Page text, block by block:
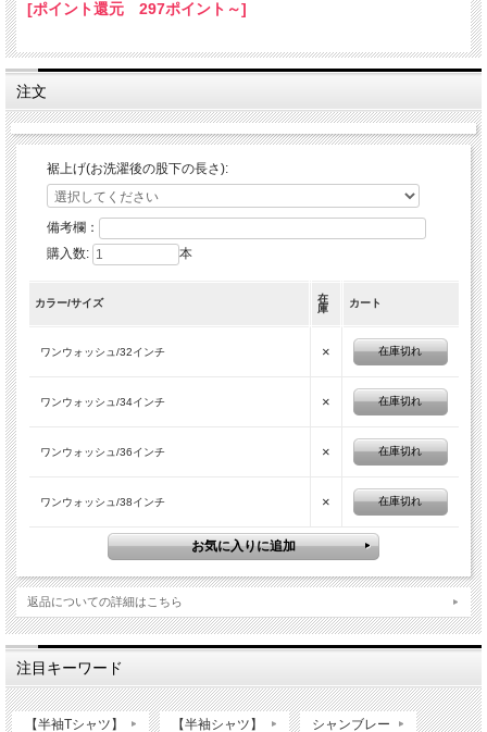
[ポイント還元 297ポイント～]
注文
裾上げ(お洗濯後の股下の長さ):
備考欄：
購入数:
本
カラー/サイズ
在
庫
カート
ワンウォッシュ/32インチ × 在庫切れ
ワンウォッシュ/34インチ × 在庫切れ
ワンウォッシュ/36インチ × 在庫切れ
ワンウォッシュ/38インチ × 在庫切れ
返品についての詳細はこちら
注目キーワード
【半袖Tシャツ】 【半袖シャツ】 シャンブレー